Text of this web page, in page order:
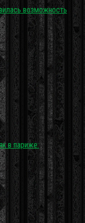
возможность
в париже: